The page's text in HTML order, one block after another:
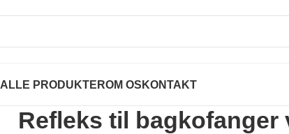
ALLE PRODUKTEROM OS KONTAKT
Refleks til